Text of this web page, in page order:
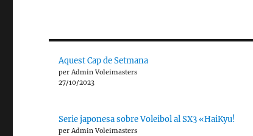
Aquest Cap de Setmana
per Admin Voleimasters
27/10/2023
Serie japonesa sobre Voleibol al SX3 «HaiKyu!
per Admin Voleimasters